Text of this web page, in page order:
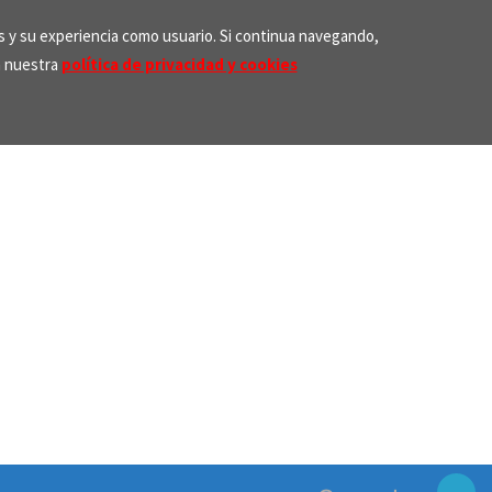
su experiencia como usuario. Si continua navegando,
nuestra política de privacidad y cookies